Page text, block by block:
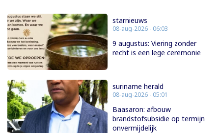
starnieuws
08-aug-2026 - 06:03
9 augustus: Viering zonder
recht is een lege ceremonie
suriname herald
08-aug-2026 - 05:01
Baasaron: afbouw
brandstofsubsidie op termijn
onvermijdelijk